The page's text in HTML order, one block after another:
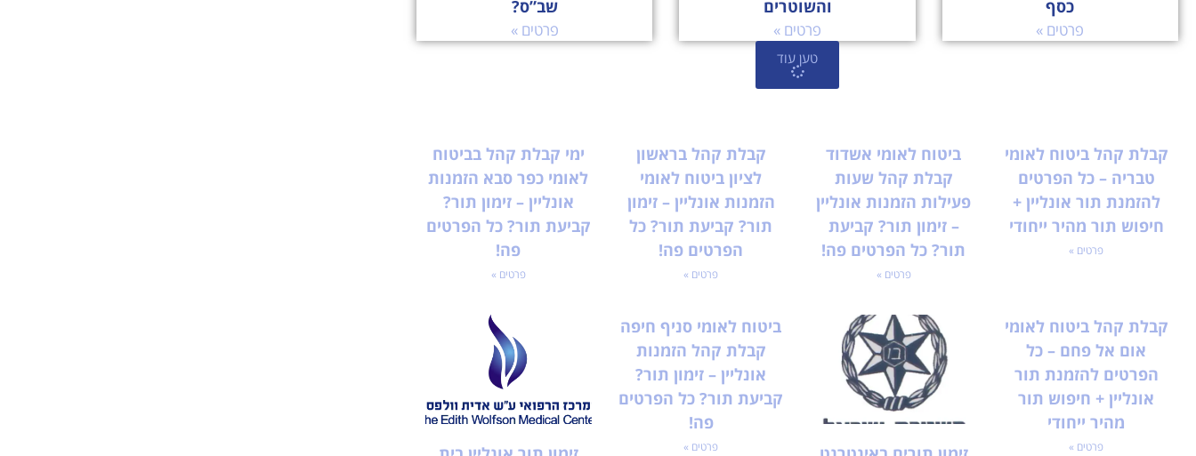
כסף
פרטים »
והשוטרים
פרטים »
שב”ס?
פרטים »
טען עוד
קבלת קהל ביטוח לאומי
טבריה – כל הפרטים
להזמנת תור אונליין +
חיפוש תור מהיר ייחודי
פרטים »
ביטוח לאומי אשדוד
קבלת קהל שעות
פעילות הזמנות אונליין
– זימון תור? קביעת
תור? כל הפרטים פה!
פרטים »
קבלת קהל בראשון
לציון ביטוח לאומי
הזמנות אונליין – זימון
תור? קביעת תור? כל
הפרטים פה!
פרטים »
ימי קבלת קהל בביטוח
לאומי כפר סבא הזמנות
אונליין – זימון תור?
קביעת תור? כל הפרטים
פה!
פרטים »
קבלת קהל ביטוח לאומי
אום אל פחם – כל
הפרטים להזמנת תור
אונליין + חיפוש תור
מהיר ייחודי
פרטים »
ביטוח לאומי סניף חיפה
קבלת קהל הזמנות
אונליין – זימון תור?
קביעת תור? כל הפרטים
פה!
פרטים »